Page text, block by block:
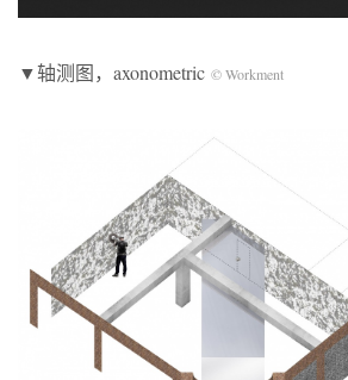
▼轴测图，axonometric © Workment